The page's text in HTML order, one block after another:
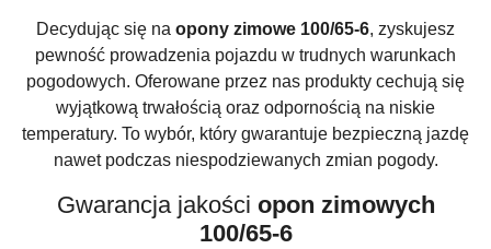
Decydując się na opony zimowe 100/65-6, zyskujesz
pewność prowadzenia pojazdu w trudnych warunkach
pogodowych. Oferowane przez nas produkty cechują się
wyjątkową trwałością oraz odpornością na niskie
temperatury. To wybór, który gwarantuje bezpieczną jazdę
nawet podczas niespodziewanych zmian pogody.
Gwarancja jakości opon zimowych
100/65-6